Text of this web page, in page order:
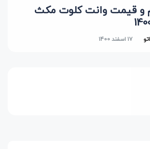
و قیمت وانت کلوت مکث
17 اسفند 1400